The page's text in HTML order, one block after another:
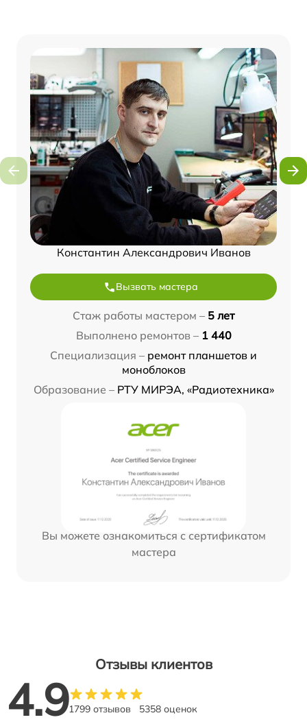
Константин Александрович Иванов
Вызвать мастера
Стаж работы мастером – 5 лет
Выполнено ремонтов – 1 440
Специализация – ремонт планшетов и
моноблоков
Образование – РТУ МИРЭА, «Радиотехника»
Вы можете ознакомиться с сертификатом
мастера
Отзывы клиентов
4.91799 отзывов 5358 оценок